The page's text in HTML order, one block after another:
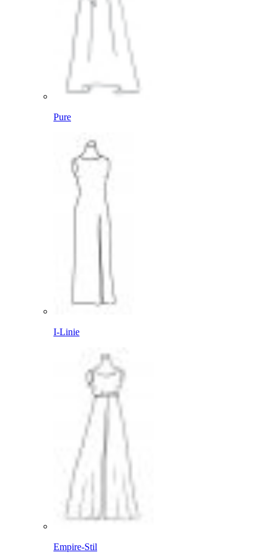
Pure
I-Linie
Empire-Stil